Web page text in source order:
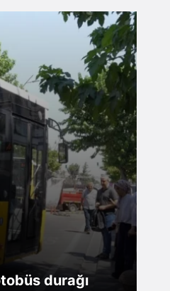
durağı